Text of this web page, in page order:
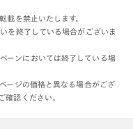
載を禁止いたします。
を終了している場合がございま
ーンにおいては終了している場
ージの価格と異なる場合がござ
確認ください。